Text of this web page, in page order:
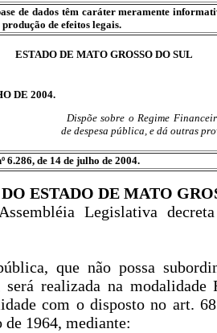
de dados têm caráter meramente
de efeitos legais.
ESTADO DE MATO GROSSO DO SUL
DE 2004.
Dispõe sobre o Regime
de despesa pública, e dá outras
de 14 de julho de 2004.
ESTADO DE MATO
Legislativa
que não possa
realizada na modalidade
com o disposto no art.
de 1964, mediante: